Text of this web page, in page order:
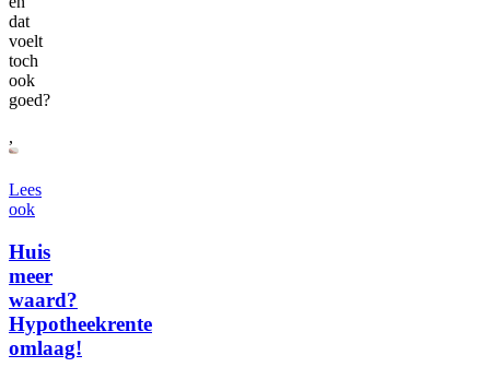
dat
voelt
toch
ook
goed?
,
Lees
ook
Huis
meer
waard?
Hypotheekrente
omlaag!